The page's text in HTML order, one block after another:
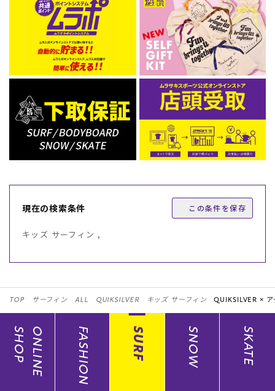
ムラサキスポーツ 公式アプリ
ポイント・クーポンもこのアプリで！
現在の検索条件 この条件を保存
キッズ サーフィン ,
TOP サーフィン ALL QUIKSILVER キッズ サーフィン QUIKSILVER ×
ONLINE
SHOP FASHION SURF SNOW SKATE